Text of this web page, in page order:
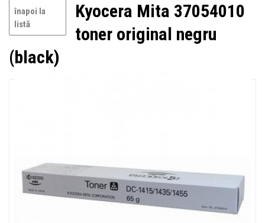
înapoi la
listă
Kyocera Mita 37054010
toner original negru
(black)